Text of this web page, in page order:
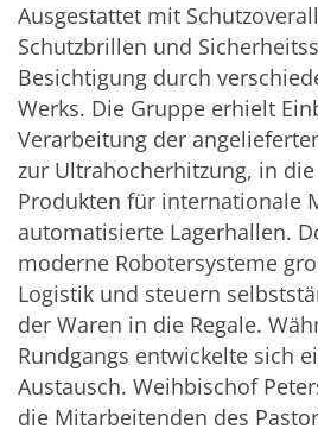
Ausgestattet mit
Schutzbrillen und
Besichtigung durch
Werks. Die Gruppe erhielt
Verarbeitung der
zur Ultrahocherhitzung, in
Produkten für internationale
automatisierte Lagerhallen.
moderne Robotersysteme
Logistik und steuern
der Waren in die Regale.
Rundgangs entwickelte sich
Austausch. Weihbischof
die Mitarbeitenden des